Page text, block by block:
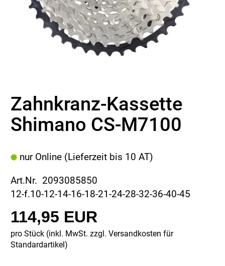
Zahnkranz-Kassette
Shimano CS-M7100
nur Online (Lieferzeit bis 10 AT)
Art.Nr. 2093085850
12-f.10-12-14-16-18-21-24-28-32-36-40-45
114,95 EUR
pro Stück (inkl. MwSt. zzgl. Versandkosten für
Standardartikel)